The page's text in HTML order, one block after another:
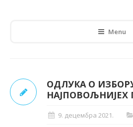
Menu
ОДЛУКА О
НАЈПОВОЉНИЈЕХ
9. децембра 2021.